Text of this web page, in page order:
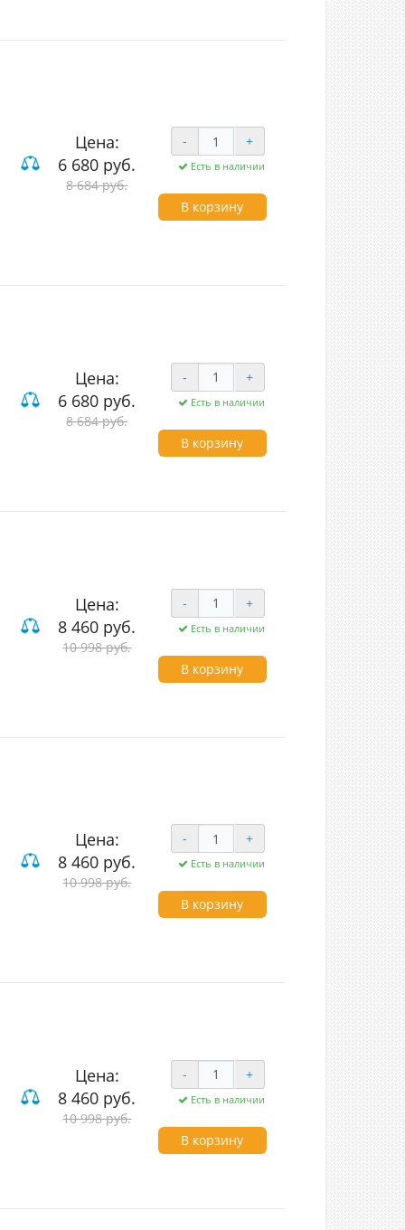
Цена:
6 680 руб.
8 684 руб.
- +
Есть в наличии
В корзину
Цена:
6 680 руб.
8 684 руб.
- +
Есть в наличии
В корзину
Цена:
8 460 руб.
10 998 руб.
- +
Есть в наличии
В корзину
Цена:
8 460 руб.
10 998 руб.
- +
Есть в наличии
В корзину
Цена:
8 460 руб.
10 998 руб.
- +
Есть в наличии
В корзину